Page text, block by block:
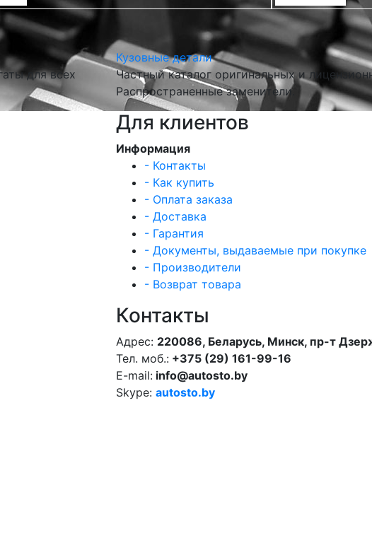
для всех
Кузовные детали
Частный каталог оригинальных и
Распространенные заменители.
Для клиентов
Информация
- Контакты
- Как купить
- Оплата заказа
- Доставка
- Гарантия
- Документы, выдаваемые при покупке
- Производители
- Возврат товара
Контакты
Адрес: 220086, Беларусь, Минск, пр-т
Тел. моб.: +375 (29) 161-99-16
E-mail: info@autosto.by
Skype: autosto.by